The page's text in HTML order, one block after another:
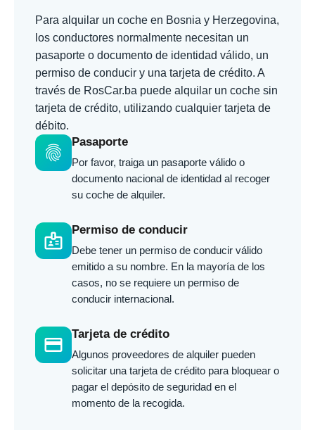
Para alquilar un coche en Bosnia y Herzegovina,
los conductores normalmente necesitan un
pasaporte o documento de identidad válido, un
permiso de conducir y una tarjeta de crédito. A
través de RosCar.ba puede alquilar un coche sin
tarjeta de crédito, utilizando cualquier tarjeta de
débito.
fingerprint
Pasaporte
Por favor, traiga un pasaporte válido o
documento nacional de identidad al recoger
su coche de alquiler.
badge
Permiso de conducir
Debe tener un permiso de conducir válido
emitido a su nombre. En la mayoría de los
casos, no se requiere un permiso de
conducir internacional.
credit_card
Tarjeta de crédito
Algunos proveedores de alquiler pueden
solicitar una tarjeta de crédito para bloquear o
pagar el depósito de seguridad en el
momento de la recogida.